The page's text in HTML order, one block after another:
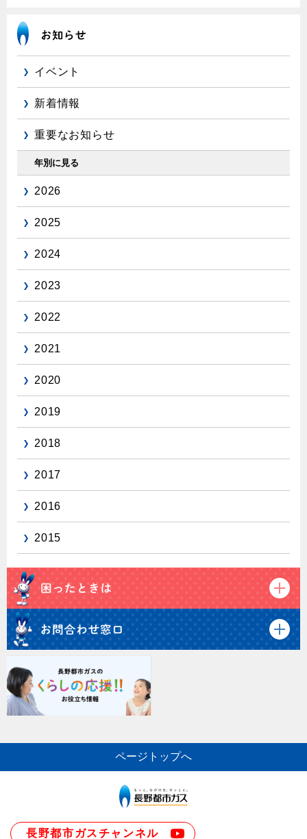
ガスを安全にお使いいただくために
安全対策
ガスメーターの役割と安全機能
正しい接続で安全に
長期使用製品安全点検制度について
換気と給排気設備の注意点
冬季の注意
保安体制
保安体制について
各種手続き
ガス使用開始のご案内
ガス使用停止のご案内
リビング
ガスファンヒーター
ガス温水床暖房・ルームヒーター
イベント
新着情報
重要なお知らせ
年別に見る
2026
2025
2024
2023
2022
2021
2020
2019
2018
2017
2016
2015
ページトップへ
長野都市ガスチャンネル